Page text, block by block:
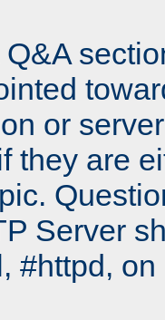
or
they are
Server
#httpd,